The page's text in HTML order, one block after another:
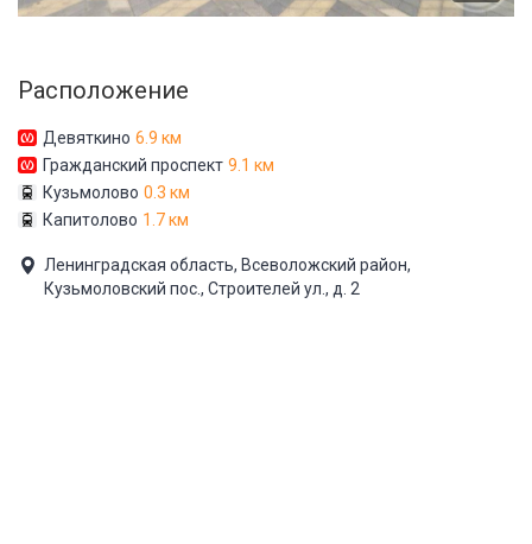
Расположение
Девяткино 6.9 км
Гражданский проспект 9.1 км
Кузьмолово 0.3 км
Капитолово 1.7 км
Ленинградская область, Всеволожский район,
Кузьмоловский пос., Строителей ул., д. 2